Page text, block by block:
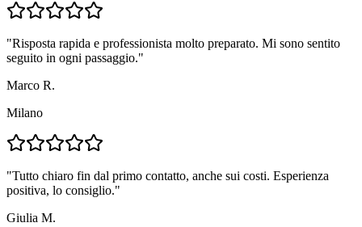
"Risposta rapida e professionista molto preparato. Mi sono sentito
seguito in ogni passaggio."
Marco R.
Milano
"Tutto chiaro fin dal primo contatto, anche sui costi. Esperienza
positiva, lo consiglio."
Giulia M.